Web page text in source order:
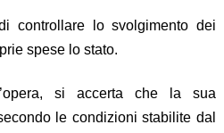
controllare lo svolgimento dei
spese lo stato.
si accerta che la sua
le condizioni stabilite dal